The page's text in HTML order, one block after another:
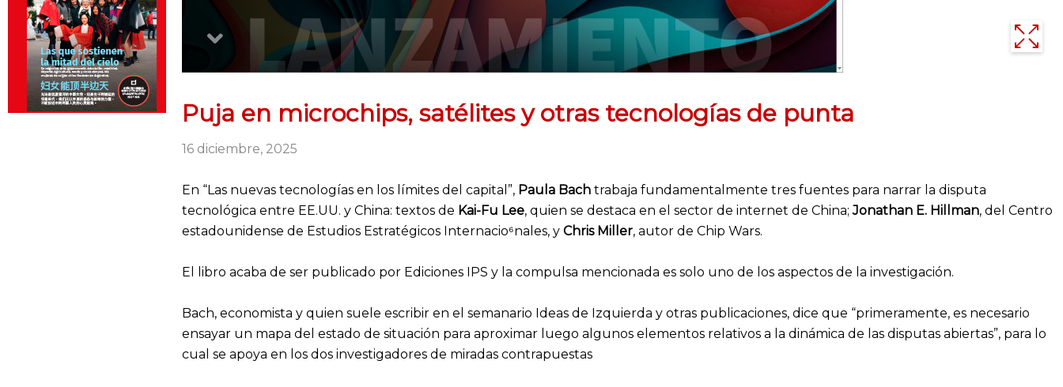
Puja en microchips, satélites y otras tecnologías de punta
16 diciembre, 2025
En “Las nuevas tecnologías en los límites del capital”, Paula Bach trabaja fundamentalmente tres fuentes para narrar la disputa
tecnológica entre EE.UU. y China: textos de Kai-Fu Lee, quien se destaca en el sector de internet de China;Jonathan E. Hillman, del Centro
estadounidense de Estudios Estratégicos Internacio⁶nales, y Chris Miller, autor de Chip Wars.
El libro acaba de ser publicado por Ediciones IPS y la compulsa mencionada es solo uno de los aspectos de la investigación.
Bach, economista y quien suele escribir en el semanario Ideas de Izquierda y otras publicaciones, dice que “primeramente, es necesario
ensayar un mapa del estado de situación para aproximar luego algunos elementos relativos a la dinámica de las disputas abiertas”, para lo
cual se apoya en los dos investigadores de miradas contrapuestas